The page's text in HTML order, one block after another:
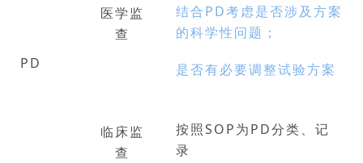
PD
医学监
查
结合PD考虑是否涉及方案
的科学性问题；
是否有必要调整试验方案
临床监
查
按照SOP为PD分类、记
录